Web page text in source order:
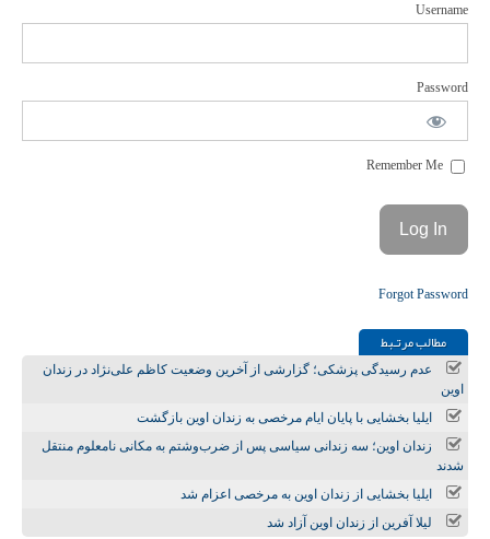
Username
Password
Forgot Password
مطالب مرتـبط
عدم رسیدگی پزشکی؛ گزارشی از آخرین وضعیت کاظم علی‌نژاد در زندان
اوین
ایلیا بخشایی با پایان ایام مرخصی به زندان اوین بازگشت
زندان اوین؛ سه زندانی سیاسی پس از ضرب‌وشتم به مکانی نامعلوم منتقل
شدند
ایلیا بخشایی از زندان اوین به مرخصی اعزام شد
لیلا آفرین از زندان اوین آزاد شد